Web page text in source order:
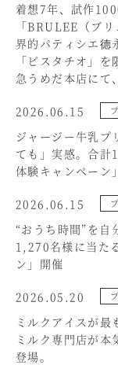
着想7年、試作
「BRULEE（ブ
界的パティシエ德
「ピスタチオ」
急うめだ本店にて
2026.06.15
ジャージー牛乳プ
ても」実感。合
体験キャンペーン
2026.06.15
“おうち時間”を自
1,270名様に当た
ン」開催
2026.05.20
ミルクアイスが最
ミルク専門店が
登場。